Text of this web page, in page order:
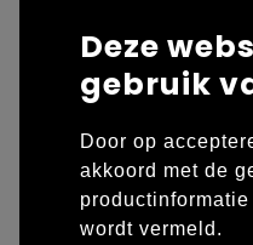
Laptop hoezen en
Overige tassen
Papieren tassen
Promotietassen
Overige kleding
Polo's
Sweaters bedrukken
T-shirts bedrukken
Deze
gebruik
Door op
akkoord met de
wordt vermeld.